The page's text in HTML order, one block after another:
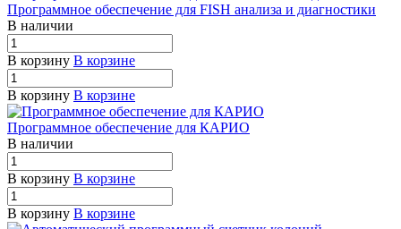
Программное обеспечение для FISH анализа и диагностики
В наличии
В корзину В корзине
В корзину В корзине
Программное обеспечение для КАРИО
В наличии
В корзину В корзине
В корзину В корзине